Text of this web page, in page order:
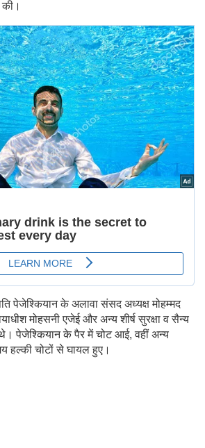
की।
पेजेश्कियान के अलावा संसद अध्यक्ष मोहम्मद
मोहसनी एजेई और अन्य शीर्ष सुरक्षा व सैन्य
पेजेश्कियान के पैर में चोट आई, वहीं अन्य
हल्की चोटों से घायल हुए।